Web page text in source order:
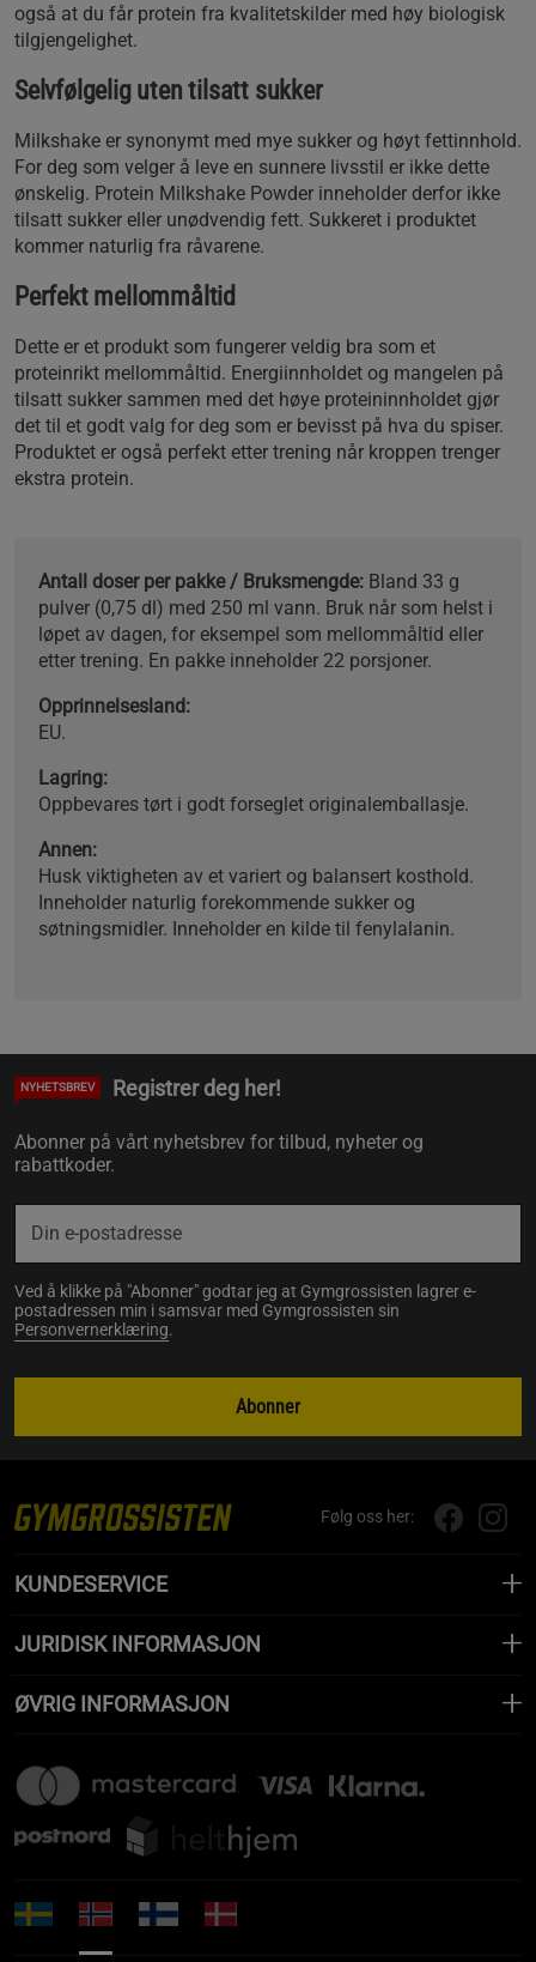
også at du får protein fra kvalitetskilder med høy biologisk
tilgjengelighet.
Selvfølgelig uten tilsatt sukker
Milkshake er synonymt med mye sukker og høyt fettinnhold.
For deg som velger å leve en sunnere livsstil er ikke dette
ønskelig. Protein Milkshake Powder inneholder derfor ikke
tilsatt sukker eller unødvendig fett. Sukkeret i produktet
kommer naturlig fra råvarene.
Perfekt mellommåltid
Dette er et produkt som fungerer veldig bra som et
proteinrikt mellommåltid. Energiinnholdet og mangelen på
tilsatt sukker sammen med det høye proteininnholdet gjør
det til et godt valg for deg som er bevisst på hva du spiser.
Produktet er også perfekt etter trening når kroppen trenger
ekstra protein.
Antall doser per pakke / Bruksmengde: Bland 33 g
pulver (0,75 dl) med 250 ml vann. Bruk når som helst i
løpet av dagen, for eksempel som mellommåltid eller
etter trening. En pakke inneholder 22 porsjoner.
Opprinnelsesland:
EU.
Lagring:
Oppbevares tørt i godt forseglet originalemballasje.
Annen:
Husk viktigheten av et variert og balansert kosthold.
Inneholder naturlig forekommende sukker og
søtningsmidler. Inneholder en kilde til fenylalanin.
NYHETSBREV Registrer deg her!
Abonner på vårt nyhetsbrev for tilbud, nyheter og
rabattkoder.
Ved å klikke på "Abonner" godtar jeg at Gymgrossisten lagrer e-
postadressen min i samsvar med Gymgrossisten sin
Personvernerklæring.
Abonner
Følg oss her:
KUNDESERVICE
JURIDISK INFORMASJON
ØVRIG INFORMASJON